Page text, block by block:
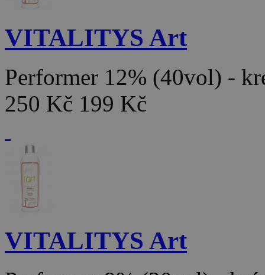
VITALITYS Art
Performer 12% (40vol) -
250 Kč 199 Kč
VITALITYS Art